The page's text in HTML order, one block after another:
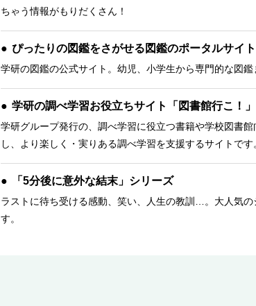
ちゃう情報がもりだくさん！
ぴったりの図鑑をさがせる図鑑のポータルサイ
学研の図鑑の公式サイト。幼児、小学生から専門的な図
学研の調べ学習お役立ちサイト「図書館行こ！」
学研グループ発行の、調べ学習に役立つ書籍や学校図書
し、より楽しく・実りある調べ学習を支援するサイトです
「5分後に意外な結末」シリーズ
ラストに待ち受ける感動、笑い、人生の教訓…。大人気
す。